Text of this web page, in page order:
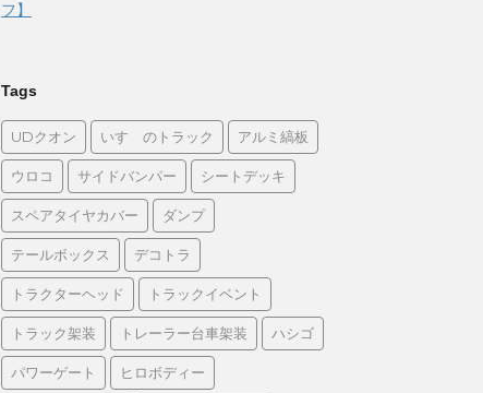
フ】
Tags
UDクオン いすゞのトラック アルミ縞板
ウロコ サイドバンパー シートデッキ
スペアタイヤカバー ダンプ
テールボックス デコトラ
トラクターヘッド トラックイベント
トラック架装 トレーラー台車架装 ハシゴ
パワーゲート ヒロボディー